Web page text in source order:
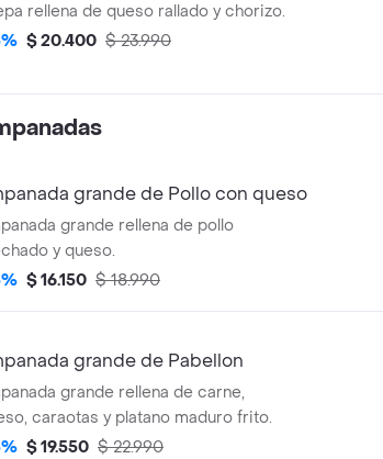
rellena de queso rallado y chorizo.
$ 20.400 $ 23.990
grande de Pollo con queso
grande rellena de pollo
y queso.
$ 16.150 $ 18.990
grande de Pabellon
grande rellena de carne,
caraotas y platano maduro frito.
$ 19.550 $ 22.990